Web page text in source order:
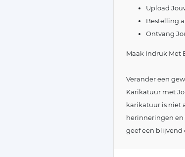
Upload
Bestelling
Ontvang
Maak Indruk Met
Verander een
Karikatuur met
karikatuur is niet
herinneringen en
geef een blijvend